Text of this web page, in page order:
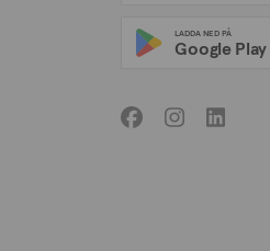
LADDA NED PÅ
Google Play